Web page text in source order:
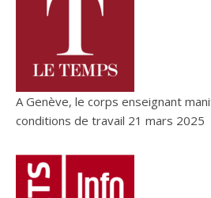
A Genève, le corps enseignant
conditions de travail 21 mars 2025